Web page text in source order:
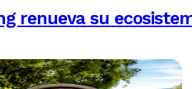
renueva su